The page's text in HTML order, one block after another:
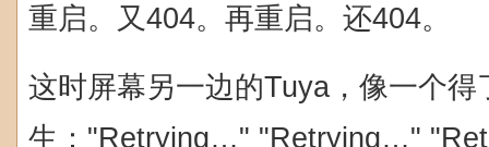
重启。又404。再重启。还404。
这时屏幕另一边的Tuya，像一个得
生："Retrying…" "Retrying…"